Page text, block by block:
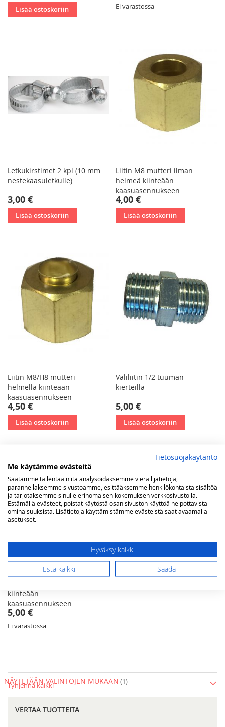
Lisää ostoskoriin Ei varastossa
Letkukirstimet 2 kpl (10 mm
nestekaasuletkulle)
3,00 €
Lisää ostoskoriin
Liitin M8 mutteri ilman
helmeä kiinteään
kaasuasennukseen
4,00 €
Lisää ostoskoriin
Liitin M8/H8 mutteri
helmellä kiinteään
kaasuasennukseen
4,50 €
Lisää ostoskoriin
Väliliitin 1/2 tuuman
kierteillä
5,00 €
Lisää ostoskoriin
kiinteään
kaasuasennukseen
5,00 €
Ei varastossa
NÄYTETÄÄN VALINTOJEN MUKAAN
Tyhjennä kaikki
VERTAA TUOTTEITA
Tietosuojakäytäntö
Me käytämme evästeitä
Saatamme tallentaa niitä analysoidaksemme vierailijatietoja,
parannellaksemme sivustoamme, esittääksemme henkilökohtaista sisältöä
ja tarjotaksemme sinulle erinomaisen kokemuksen verkkosivustolla.
Estämällä evästeet, poistat käytöstä osan sivuston käyttöä helpottavista
ominaisuuksista. Lisätietoja käyttämistämme evästeistä saat avaamalla
asetukset.
Hyväksy kaikki
Estä kaikki
Säädä